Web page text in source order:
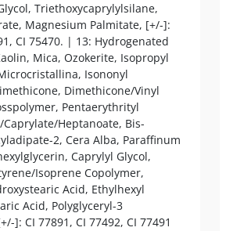
Triethoxycaprylylsilane,
Magnesium Palmitate, [+/-]:
CI 75470. | 13: Hydrogenated
Mica, Ozokerite, Isopropyl
Isononyl
Dimethicone/Vinyl
Pentaerythrityl
Heptanoate, Bis-
2, Cera Alba, Paraffinum
Caprylyl Glycol,
Isoprene Copolymer,
Acid, Ethylhexyl
Acid, Polyglyceryl-3
]: CI 77891, CI 77492, CI 77491